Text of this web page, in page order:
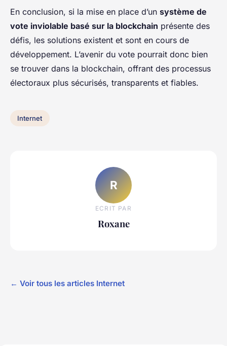
En conclusion, si la mise en place d’un système de
vote inviolable basé sur la blockchain présente des
défis, les solutions existent et sont en cours de
développement. L’avenir du vote pourrait donc bien
se trouver dans la blockchain, offrant des processus
électoraux plus sécurisés, transparents et fiables.
Internet
R
ECRIT PAR
Roxane
← Voir tous les articles Internet